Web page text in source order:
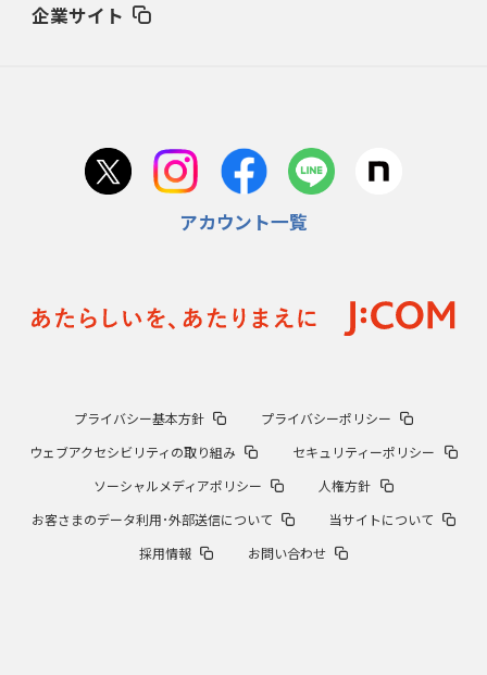
企業サイト
アカウント一覧
プライバシー基本方針
プライバシーポリシー
ウェブアクセシビリティの取り組み
セキュリティーポリシー
ソーシャルメディアポリシー
人権方針
お客さまのデータ利用･外部送信について
当サイトについて
採用情報
お問い合わせ